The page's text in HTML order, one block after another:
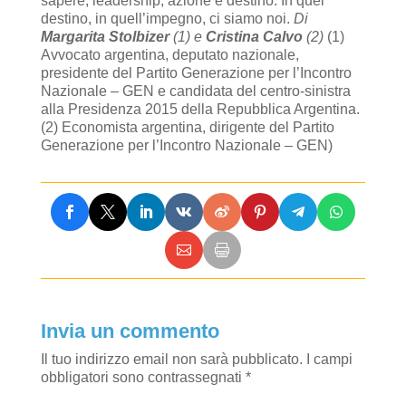
destino, in quell’impegno, ci siamo noi. Di
Margarita Stolbizer(1) e Cristina Calvo(2)(1)
Avvocato argentina, deputato nazionale,
presidente del Partito Generazione per l’Incontro
Nazionale – GEN e candidata del centro-sinistra
alla Presidenza 2015 della Repubblica Argentina.
(2) Economista argentina, dirigente del Partito
Generazione per l’Incontro Nazionale – GEN)
Invia un commento
Il tuo indirizzo email non sarà pubblicato.
I campi
obbligatori sono contrassegnati *